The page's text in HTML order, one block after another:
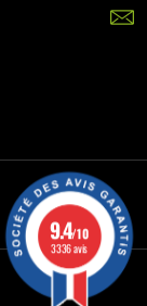
9.4/10
3336 avis